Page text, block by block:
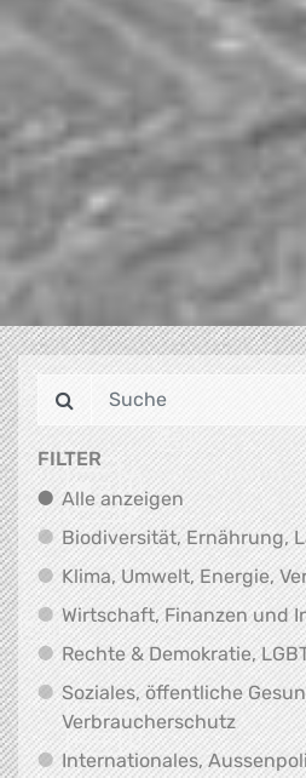
FILTER
Alle anzeigenAlle anzeigen
Biodiversität, Ernährung,
Klima, Umwelt, Energie,
Wirtschaft, Finanzen und
Rechte & Demokratie,
Soziales, öffentliche
Verbraucherschutz
Internationales,